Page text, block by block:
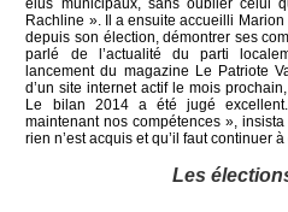
élus municipaux, sans oublier celui
Rachline ». Il a ensuite accueilli
depuis son élection, démontrer ses
parlé de l’actualité du parti
lancement du magazine Le Patriote
d’un site internet actif le mois
Le bilan 2014 a été jugé
maintenant nos compétences »,
rien n’est acquis et qu’il faut continuer
Les